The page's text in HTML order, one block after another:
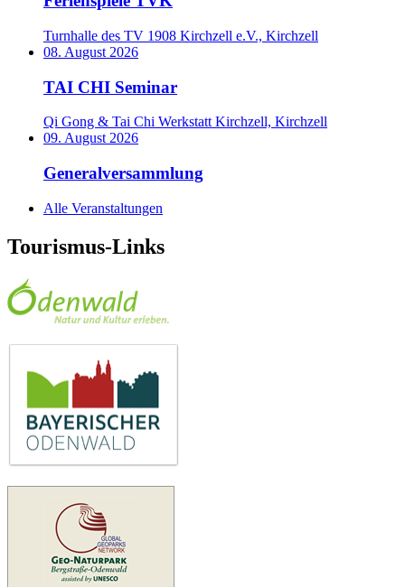
Turnhalle des TV 1908 Kirchzell e.V., Kirchzell
08. August 2026
TAI CHI Seminar
Qi Gong & Tai Chi Werkstatt Kirchzell, Kirchzell
09. August 2026
Generalversammlung
Alle Veranstaltungen
Tourismus-Links